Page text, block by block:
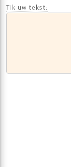
Tik uw tekst: